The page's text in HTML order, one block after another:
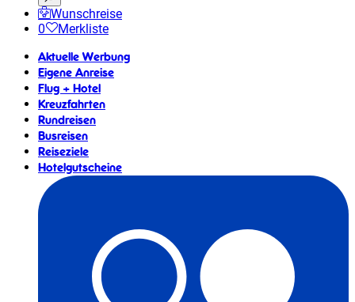
Wunschreise
0
Merkliste
Aktuelle Werbung
Eigene Anreise
Flug + Hotel
Kreuzfahrten
Rundreisen
Busreisen
Reiseziele
Hotelgutscheine